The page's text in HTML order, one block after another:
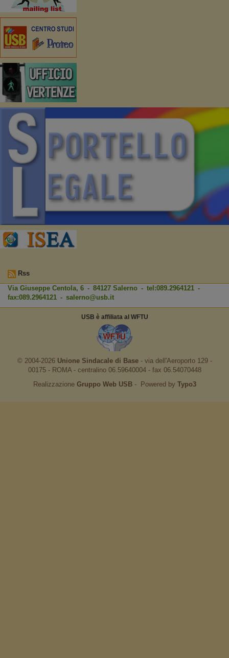
Rss
Via Giuseppe Centola, 6 - 84127 Salerno - tel:089.2964121 -
fax:089.2964121 - salerno@usb.it
USB è affiliata al WFTU
© 2004-2026 Unione Sindacale di Base‐ via dell'Aeroporto 129 -
00175 - ROMA - centralino 06.59640004 - fax 06.54070448
Realizzazione Gruppo Web USB‐ Powered by Typo3